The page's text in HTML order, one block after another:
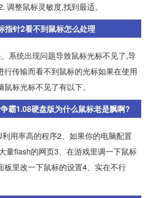
调整鼠标灵敏度,找到最适。
指针2看不到鼠标怎么处理
系统出现问题导致鼠标光标不见了,导
行传输而看不到鼠标的光标如果在使用
标光标不见了有以下。
霸1.08硬盘版为什么鼠标老是飘啊?
用率高的程序2、如果你的电脑配置
量flash的网页3、在游戏里调一下鼠标
板里改一下鼠标的设置4、实在不行